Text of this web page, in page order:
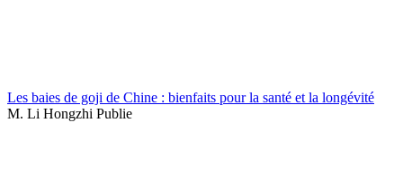
Les baies de goji de Chine : bienfaits pour la santé et la longévité
M. Li Hongzhi Publie